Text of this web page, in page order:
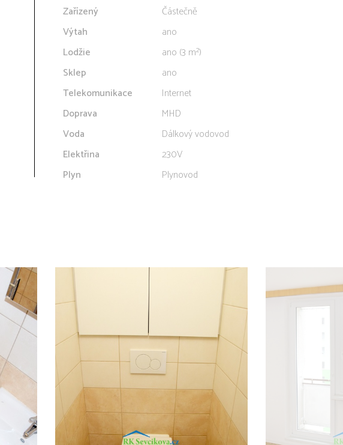
Zařízený
Částečně
Výtah
ano
Lodžie
ano (3 m²)
Sklep
ano
Telekomunikace
Internet
Doprava
MHD
Voda
Dálkový vodovod
Elektřina
230V
Plyn
Plynovod